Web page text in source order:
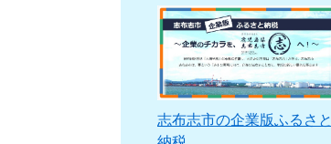
志布志市の企業版ふるさと